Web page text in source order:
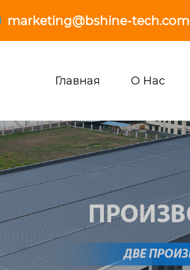
marketing@bshine-tech.com
Главная О Нас